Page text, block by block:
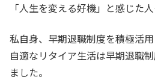
「人生を変える好機」と感じた
私自身、早期退職制度を積極活
自適なリタイア生活は早期退職
ました。